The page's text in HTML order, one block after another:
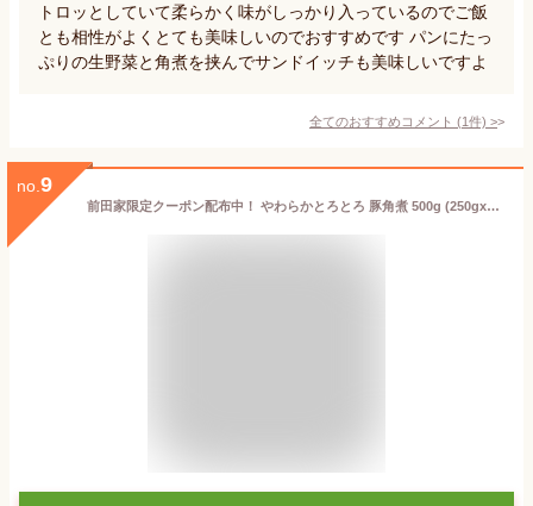
トロッとしていて柔らかく味がしっかり入っているのでご飯
とも相性がよくとても美味しいのでおすすめです パンにたっ
ぷりの生野菜と角煮を挟んでサンドイッチも美味しいですよ
全てのおすすめコメント (1件) >
no. 9
前田家限定クーポン配布中！ やわらかとろとろ 豚角煮 500g (250gx2袋) 国産豚 豚の角煮 煮豚 煮込み料理 豚肉 ぶた ブタ ポーク レトルト 惣菜 煮物 おかず 常温 食品 居酒屋 おつまみ 酒の肴 アテ グルメ 非常食 お徳用 家庭用 業務用 買い回り 買回り 送料無料